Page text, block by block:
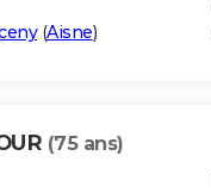
(Aisne)
(75 ans)